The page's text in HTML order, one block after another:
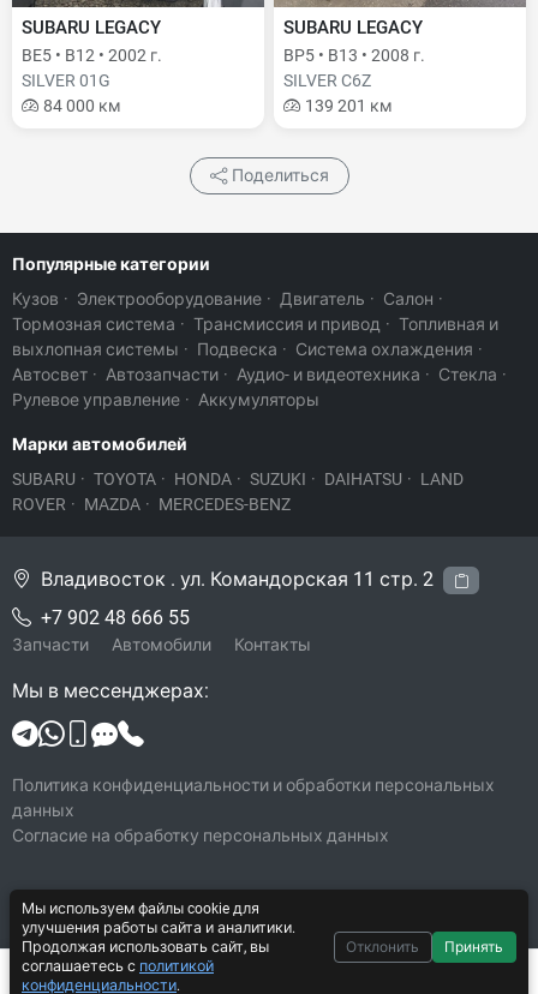
SUBARU LEGACY
BE5 • B12 • 2002 г.
SILVER 01G
84 000 км
SUBARU LEGACY
BP5 • B13 • 2008 г.
SILVER C6Z
139 201 км
300 ₽
Поделиться
Популярные категории
Кузов · Электрооборудование · Двигатель · Салон ·
Тормозная система · Трансмиссия и привод · Топливная и
выхлопная системы · Подвеска · Система охлаждения ·
Автосвет · Автозапчасти · Аудио- и видеотехника · Стекла ·
Рулевое управление · Аккумуляторы
Марки автомобилей
SUBARU · TOYOTA · HONDA · SUZUKI · DAIHATSU · LAND
ROVER · MAZDA · MERCEDES-BENZ
© 2026 Legacy-VL
Все права защищены
Система CarYard 2017–2026
Владивосток . ул. Командорская 11 стр. 2
+7 902 48 666 55
Запчасти Автомобили Контакты
Мы в мессенджерах:
Политика конфиденциальности и обработки персональных
данных
Согласие на обработку персональных данных
Мы используем файлы cookie для
улучшения работы сайта и аналитики.
Продолжая использовать сайт, вы
соглашаетесь с политикой
конфиденциальности.
Отклонить Принять